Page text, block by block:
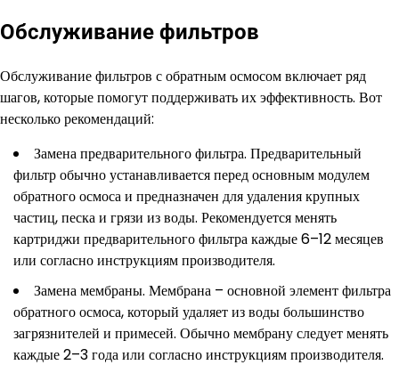
Обслуживание фильтров
Обслуживание фильтров с обратным осмосом включает ряд
шагов, которые помогут поддерживать их эффективность. Вот
несколько рекомендаций:
Замена предварительного фильтра. Предварительный
фильтр обычно устанавливается перед основным модулем
обратного осмоса и предназначен для удаления крупных
частиц, песка и грязи из воды. Рекомендуется менять
картриджи предварительного фильтра каждые 6–12 месяцев
или согласно инструкциям производителя.
Замена мембраны. Мембрана – основной элемент фильтра
обратного осмоса, который удаляет из воды большинство
загрязнителей и примесей. Обычно мембрану следует менять
каждые 2–3 года или согласно инструкциям производителя.